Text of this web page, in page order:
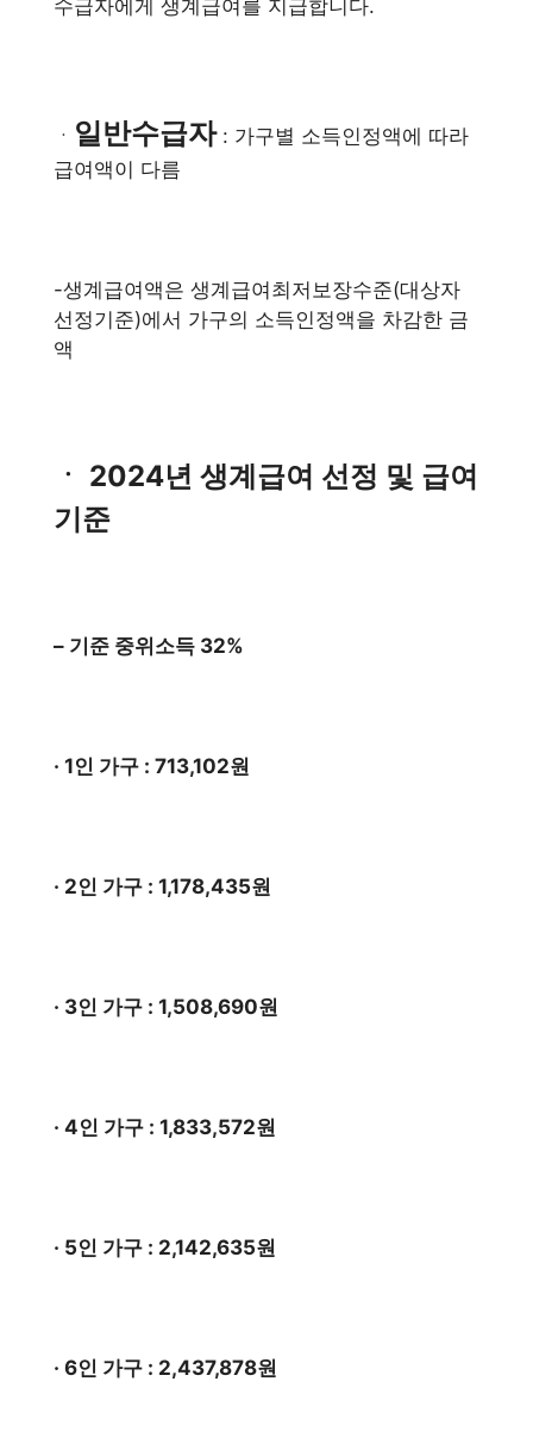
수급자에게 생계급여를 지급합니다.
ㆍ 일반수급자: 가구별 소득인정액에 따라
급여액이 다름
-생계급여액은 생계급여최저보장수준(대상자
선정기준)에서 가구의 소득인정액을 차감한 금
액
ㆍ 2024년 생계급여 선정 및 급여
기준
– 기준 중위소득 32%
· 1인 가구 : 713,102원
· 2인 가구 : 1,178,435원
· 3인 가구 : 1,508,690원
· 4인 가구 : 1,833,572원
· 5인 가구 : 2,142,635원
· 6인 가구 : 2,437,878원